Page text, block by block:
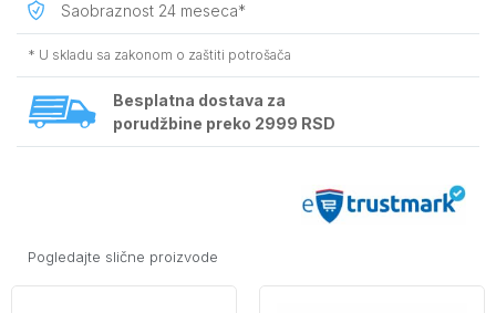
Saobraznost 24 meseca*
* U skladu sa zakonom o zaštiti potrošača
Besplatna dostava za
porudžbine preko 2999 RSD
Pogledajte slične proizvode